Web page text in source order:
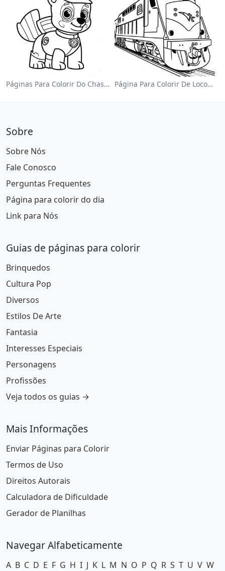
Páginas Para Colorir Do Chase Da Patrulha Canina Página Para Colorir De Locomotiva Colorida
Sobre
Sobre Nós
Fale Conosco
Perguntas Frequentes
Página para colorir do dia
Link para Nós
Guias de páginas para colorir
Brinquedos
Cultura Pop
Diversos
Estilos De Arte
Fantasia
Interesses Especiais
Personagens
Profissões
Veja todos os guias →
Mais Informações
Enviar Páginas para Colorir
Termos de Uso
Direitos Autorais
Calculadora de Dificuldade
Gerador de Planilhas
Navegar Alfabeticamente
A B C D E F G H I J K L M N O P Q R S T U V W